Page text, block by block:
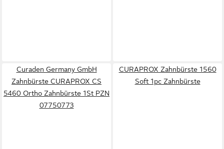
Curaden Germany GmbH
Zahnbürste CURAPROX CS
5460 Ortho Zahnbürste 1St PZN
07750773
CURAPROX Zahnbürste 1560
Soft 1pc Zahnbürste